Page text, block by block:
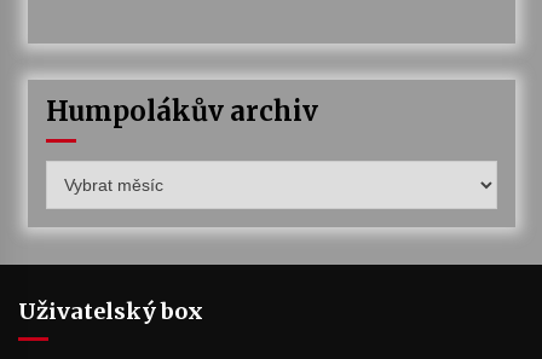
Humpolákův archiv
archiv
Uživatelský box